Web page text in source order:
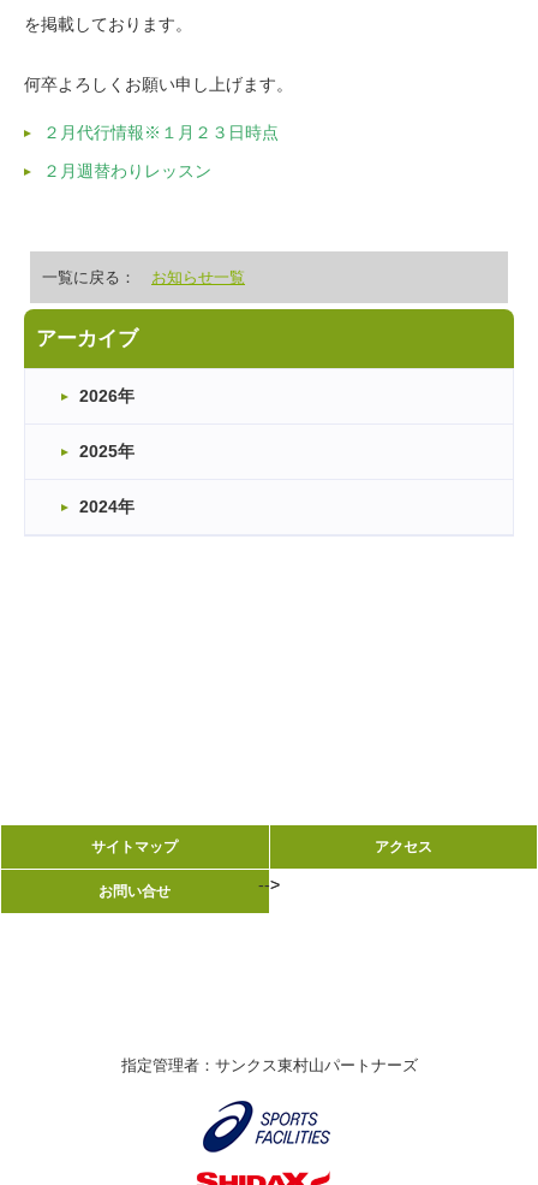
を掲載しております。
何卒よろしくお願い申し上げます。
２月代行情報※１月２３日時点
２月週替わりレッスン
一覧に戻る： お知らせ一覧
アーカイブ
2026年
2025年
2024年
サイトマップ アクセス
お問い合せ -->
サイトマップ アクセス
お問い合せ -->
指定管理者：サンクス東村山パートナーズ